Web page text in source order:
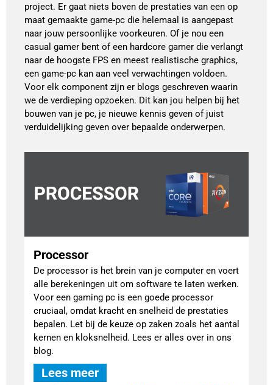
project. Er gaat niets boven de prestaties van een op
maat gemaakte game-pc die helemaal is aangepast
naar jouw persoonlijke voorkeuren. Of je nou een
casual gamer bent of een hardcore gamer die verlangt
naar de hoogste FPS en meest realistische graphics,
een game-pc kan aan veel verwachtingen voldoen.
Voor elk component zijn er blogs geschreven waarin
we de verdieping opzoeken. Dit kan jou helpen bij het
bouwen van je pc, je nieuwe kennis geven of juist
verduidelijking geven over bepaalde onderwerpen.
Processor
De processor is het brein van je computer en voert
alle berekeningen uit om software te laten werken.
Voor een gaming pc is een goede processor
cruciaal, omdat kracht en snelheid de prestaties
bepalen. Let bij de keuze op zaken zoals het aantal
kernen en kloksnelheid. Lees er alles over in ons
blog.
Lees meer